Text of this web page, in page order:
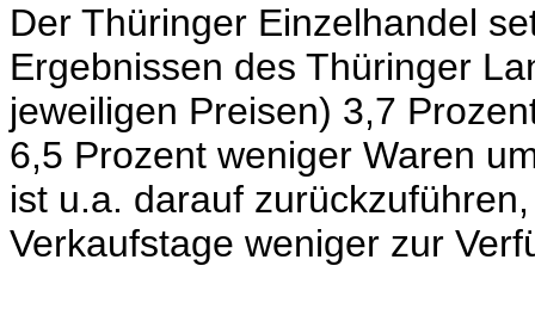
Der Thüringer Einzelhandel
Ergebnissen des Thüringer
jeweiligen Preisen) 3,7
6,5 Prozent weniger Waren
ist u.a. darauf
Verkaufstage weniger zur